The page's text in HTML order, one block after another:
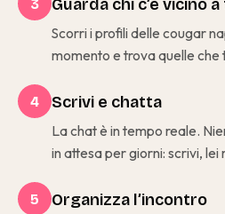
3 Guarda chi c’è vicino a
Scorri i profili delle cougar
momento e trova quelle che
4 Scrivi e chatta
La chat è in tempo reale.
in attesa per giorni: scrivi,
5 Organizza l’incontro